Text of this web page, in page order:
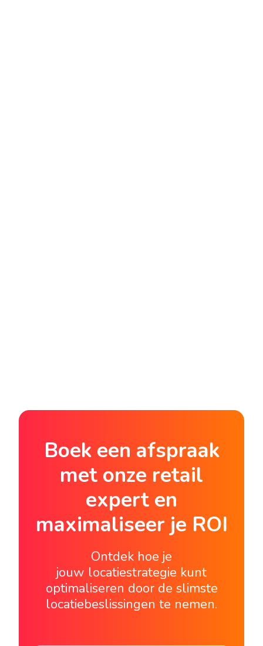
Boek een afspraak
met onze retail
expert en
maximaliseer je ROI
Ontdek hoe je
jouw locatiestrategie kunt
optimaliseren door de slimste
locatiebeslissingen te nemen.